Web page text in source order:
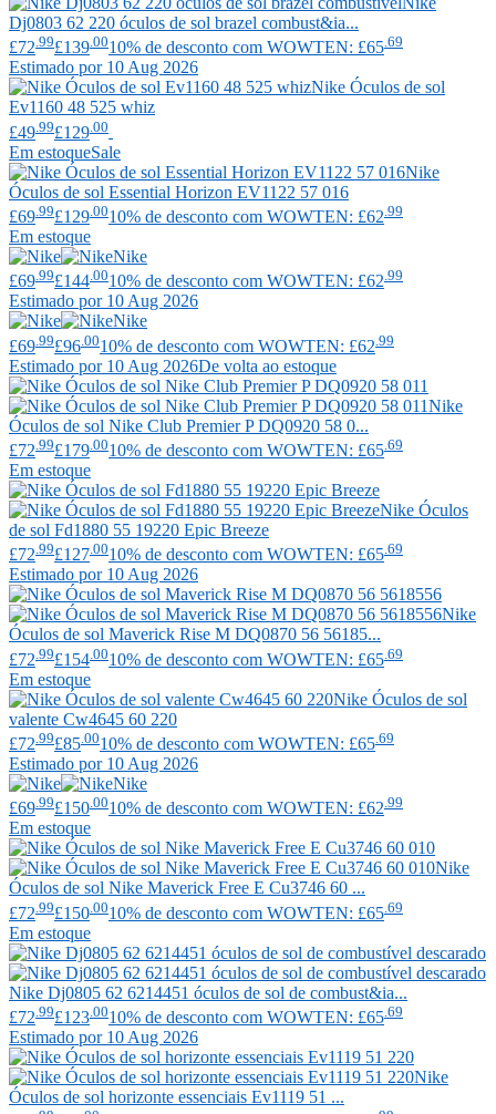
Dj0803 62 220 óculos de sol brazel combust&ia...
£72.99£139.0010% de desconto com WOWTEN: £65.69
Estimado por 10 Aug 2026
Nike Óculos de sol
Ev1160 48 525 whiz
£49 .99£129 .00
Em estoqueSale
Nike
Óculos de sol Essential Horizon EV1122 57 016
£69 .99£129 .0010% de desconto com WOWTEN: £62 .99
Em estoque
Nike
£69.99£144.0010% de desconto com WOWTEN: £62.99
Estimado por 10 Aug 2026
Nike
£69 .99£96 .0010% de desconto com WOWTEN: £62 .99
Estimado por 10 Aug 2026De volta ao estoque
Nike
Óculos de sol Nike Club Premier P DQ0920 58 0...
£72 .99£179 .0010% de desconto com WOWTEN: £65 .69
Em estoque
Nike Óculos
de sol Fd1880 55 19220 Epic Breeze
£72.99£127.0010% de desconto com WOWTEN: £65.69
Estimado por 10 Aug 2026
Nike
Óculos de sol Maverick Rise M DQ0870 56 56185...
£72 .99£154 .0010% de desconto com WOWTEN: £65 .69
Em estoque
Nike Óculos de sol
valente Cw4645 60 220
£72 .99£85 .0010% de desconto com WOWTEN: £65 .69
Estimado por 10 Aug 2026
Nike
£69.99£150.0010% de desconto com WOWTEN: £62.99
Em estoque
Nike
Óculos de sol Nike Maverick Free E Cu3746 60 ...
£72 .99£150 .0010% de desconto com WOWTEN: £65 .69
Em estoque
Nike Dj0805 62 6214451 óculos de sol de combust&ia...
£72 .99£123 .0010% de desconto com WOWTEN: £65 .69
Estimado por 10 Aug 2026
Nike
Óculos de sol horizonte essenciais Ev1119 51 ...